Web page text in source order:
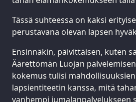
Tässä suhteessa on kaksi
perustavana olevan lapsen
Ensinnäkin, päivittäisen, kuten
Äärettömän Luojan
kokemus tulisi
lapsientiteetin kanssa, mitä
vanhempi jumalanpalvelukseen